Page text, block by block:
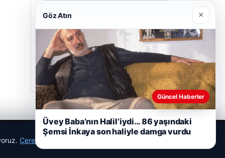
Prenses Night Club
29/04/2026
Çerez Politikamız
Göz Atın ×
Güncel Haberler
Üvey Baba’nın Halil’iydi… 86 yaşındaki
Şemsi İnkaya son haliyle damga vurdu